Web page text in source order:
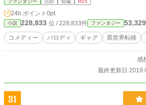
24h.ポイント 0pt
小説 228,833 位 / 228,833件 ファンタジー 53,329
コメディー パロディ ギャグ 異世界転移
感
最終更新日
31